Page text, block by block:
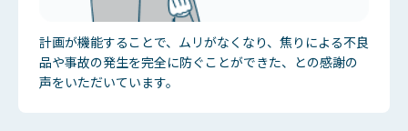
計画が機能することで、ムリがなくなり、焦りによる不良
品や事故の発生を完全に防ぐことができた、との感謝の
声をいただいています。